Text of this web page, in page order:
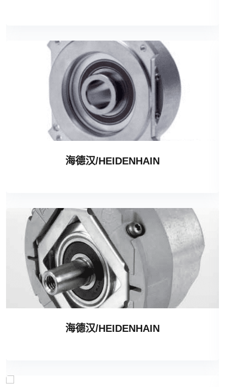
海德汉/HEIDENHAIN
海德汉/HEIDENHAIN